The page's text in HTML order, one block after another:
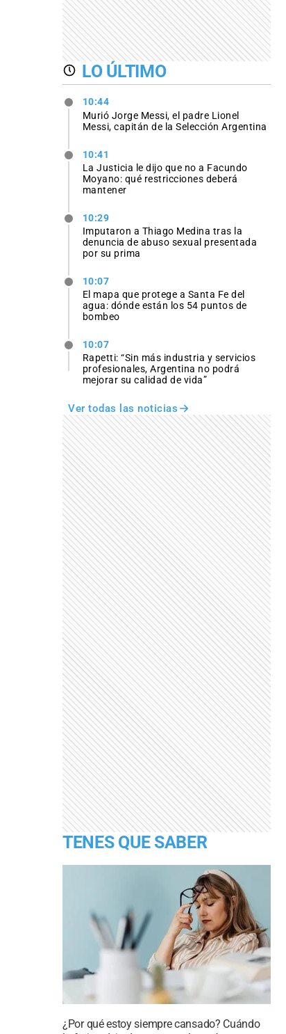
LO ÚLTIMO
10:44
Murió Jorge Messi, el padre Lionel
Messi, capitán de la Selección Argentina
10:41
La Justicia le dijo que no a Facundo
Moyano: qué restricciones deberá
mantener
10:29
Imputaron a Thiago Medina tras la
denuncia de abuso sexual presentada
por su prima
10:07
El mapa que protege a Santa Fe del
agua: dónde están los 54 puntos de
bombeo
10:07
Rapetti: “Sin más industria y servicios
profesionales, Argentina no podrá
mejorar su calidad de vida”
Ver todas las noticias
TENES QUE SABER
¿Por qué estoy siempre cansado? Cuándo